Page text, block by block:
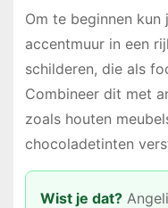
Om te beginnen kun
accentmuur in een
schilderen, die als
Combineer dit met
zoals houten
chocoladetinten
Wist je dat?